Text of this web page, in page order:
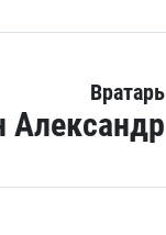
Вратарь
Александр